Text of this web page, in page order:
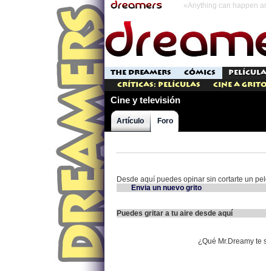
«Anything can happen
THE DREAMERS CÓMICS
Críticas: Películas
Cine a
Cine y televisión
Artículo Foro
Desde aquí puedes opinar sin cortarte un
Envia un nuevo grito
Puedes gritar a tu aire desde aquí
¿Qué Mr.Dreamy te